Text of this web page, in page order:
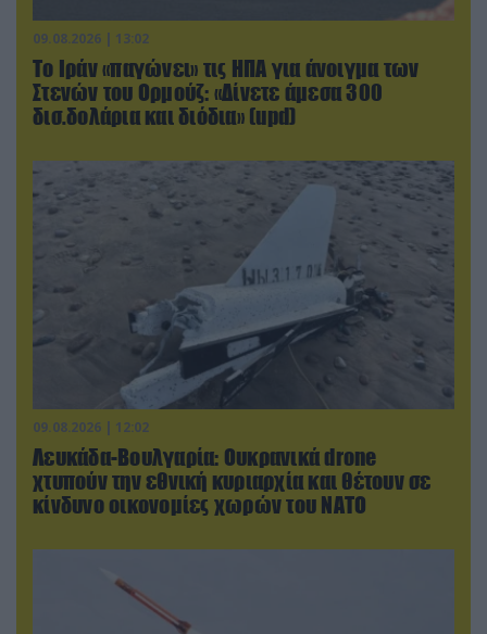
09.08.2026 | 13:02
Το Ιράν «παγώνει» τις ΗΠΑ για άνοιγμα των
Στενών του Ορμούζ: «Δίνετε άμεσα 300
δισ.δολάρια και διόδια» (upd)
09.08.2026 | 12:02
Λευκάδα-Βουλγαρία: Ουκρανικά drone
χτυπούν την εθνική κυριαρχία και θέτουν σε
κίνδυνο οικονομίες χωρών του ΝΑΤΟ